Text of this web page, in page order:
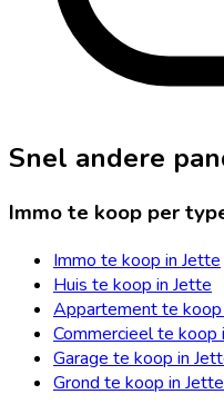
Snel andere
Immo te koop per
Immo te koop in Jette
Huis te koop in Jette
Appartement te koop
Commercieel te koop
Garage te koop in
Grond te koop in Jette